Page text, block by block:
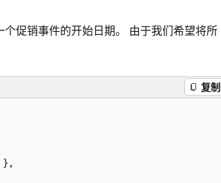
促销事件的开始日期。 由于我们希望将所
复制